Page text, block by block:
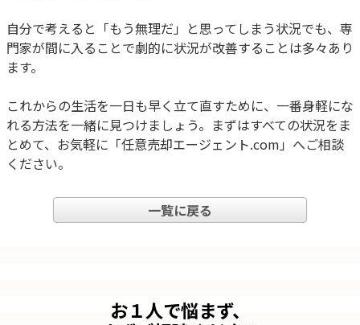
自分で考えると「もう無理だ」と思ってしまう状況でも、専
門家が間に入ることで劇的に状況が改善することは多々あり
ます。
これからの生活を一日も早く立て直すために、一番身軽にな
れる方法を一緒に見つけましょう。まずはすべての状況をま
とめて、お気軽に「任意売却エージェント.com」へご相談
ください。
一覧に戻る
お１人で悩まず、